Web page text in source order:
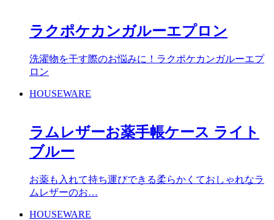
ラクポケカンガルーエプロン
洗濯物を干す際のお悩みに！ラクポケカンガルーエプ
ロン
HOUSEWARE
ラムレザーお薬手帳ケース ライト
ブルー
お薬も入れて持ち運びできる柔らかくておしゃれなラ
ムレザーのお…
HOUSEWARE